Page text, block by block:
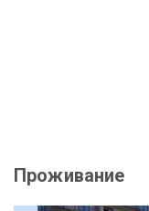
Проживание